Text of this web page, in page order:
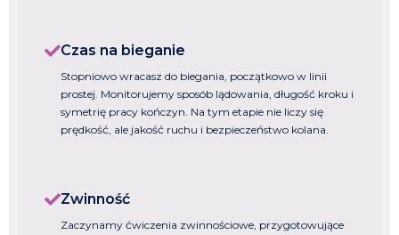
Czas na bieganie
Stopniowo wracasz do biegania, początkowo w linii
prostej. Monitorujemy sposób lądowania, długość kroku i
symetrię pracy kończyn. Na tym etapie nie liczy się
prędkość, ale jakość ruchu i bezpieczeństwo kolana.
Zwinność
Zaczynamy ćwiczenia zwinnościowe, przygotowujące